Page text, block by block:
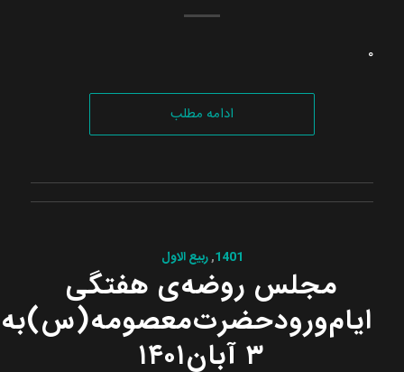
۰
ادامه مطلب
1401
,ربیع الاول
مجلس‌ روضه‌ی ‌هفتگی
۳ آبان۱۴۰۱